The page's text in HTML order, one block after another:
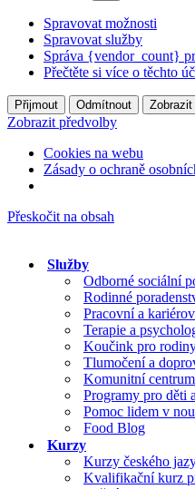
Spravovat možnosti
Spravovat služby
Správa {vendor_count}
Přečtěte si více o těchto
Přijmout Odmítnout
Zobrazit předvolby
Cookies na webu
Zásady o ochraně
Přeskočit na obsah
Služby
Odborné sociální
Rodinné
Pracovní a
Terapie a
Koučink pro
Tlumočení a
Komunitní centrum
Programy pro děti
Pomoc lidem v
Food Blog
Kurzy
Kurzy českého
Kvalifikační kurz